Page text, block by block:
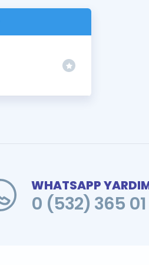
WHATSAPP
0 (532) 365